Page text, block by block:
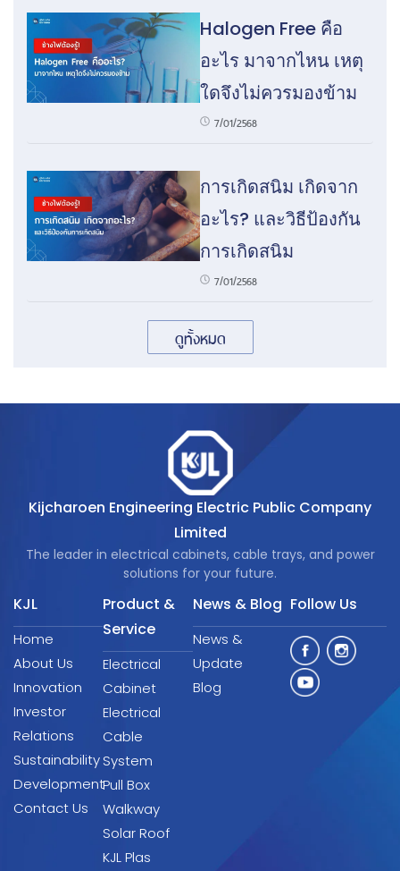
Halogen Free คือ
อะไร มาจากไหน เหตุ
ใดจึงไม่ควรมองข้าม
7/01/2568
การเกิดสนิม เกิดจาก
อะไร? และวิธีป้องกัน
การเกิดสนิม
7/01/2568
ดูทั้งหมด
Kijcharoen Engineering Electric Public Company
Limited
The leader in electrical cabinets, cable trays, and power
solutions for your future.
KJL
Home
About Us
Innovation
Investor
Relations
Sustainability
Development
Contact Us
Product &
Service
Electrical
Cabinet
Electrical
Cable
System
Pull Box
Walkway
Solar Roof
KJL Plas
News & Blog
News &
Update
Blog
Follow Us